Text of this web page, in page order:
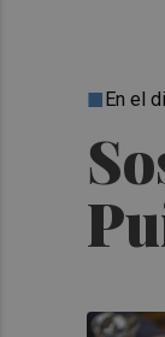
En el